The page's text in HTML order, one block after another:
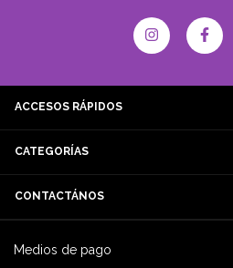
ACCESOS RÁPIDOS
CATEGORÍAS
CONTACTÁNOS
Medios de pago